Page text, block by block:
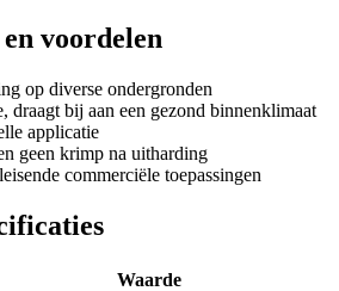
voordelen
op diverse ondergronden
draagt bij aan een gezond binnenklimaat
applicatie
geen krimp na uitharding
commerciële toepassingen
Waarde